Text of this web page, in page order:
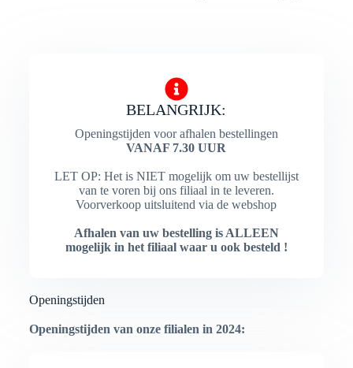
BELANGRIJK:
Openingstijden voor afhalen bestellingen
VANAF 7.30 UUR
LET OP: Het is NIET mogelijk om uw bestellijst
van te voren bij ons filiaal in te leveren.
Voorverkoop uitsluitend via de webshop
Afhalen van uw bestelling is ALLEEN
mogelijk in het filiaal waar u ook besteld !
Openingstijden
Openingstijden van onze filialen in 2024: